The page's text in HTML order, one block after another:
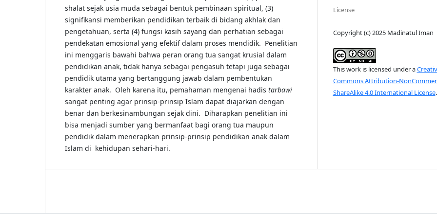
shalat sejak usia muda sebagai bentuk pembinaan spiritual, (3)
signifikansi memberikan pendidikan terbaik di bidang akhlak dan
pengetahuan, serta (4) fungsi kasih sayang dan perhatian sebagai
pendekatan emosional yang efektif dalam proses mendidik. Penelitian
ini menggaris bawahi bahwa peran orang tua sangat krusial dalam
pendidikan anak, tidak hanya sebagai pengasuh tetapi juga sebagai
pendidik utama yang bertanggung jawab dalam pembentukan
karakter anak. Oleh karena itu, pemahaman mengenai hadis tarbawi
sangat penting agar prinsip-prinsip Islam dapat diajarkan dengan
benar dan berkesinambungan sejak dini. Diharapkan penelitian ini
bisa menjadi sumber yang bermanfaat bagi orang tua maupun
pendidik dalam menerapkan prinsip-prinsip pendidikan anak dalam
Islam di kehidupan sehari-hari.
License
Copyright (c) 2025 Madinatul Iman
This work is licensed under a
Commons Attribution-
ShareAlike 4.0 International License.